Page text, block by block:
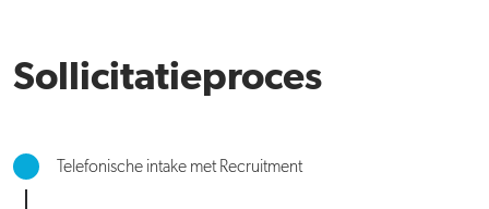
Sollicitatieproces
Telefonische intake met Recruitment